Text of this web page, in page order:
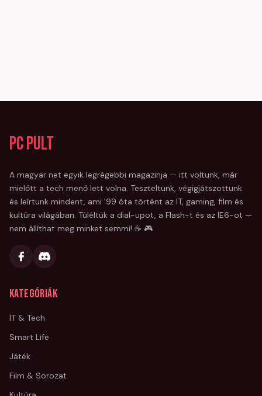
PC Pult
A magyar net egyik legrégebbi magazinja — itt voltunk, már
mielőtt a tech menő lett volna. Teszteltünk, végigjátszottunk
és leírtunk mindent, ami '99 óta történt az IT, gaming, film és
kultúra világában. Túléltük a dial-upot, a Flash-t és az IE6-ot —
nem állíthat meg minket semmi! ☕ 🎮
Kategóriák
IT & Tech
Smart Life
Játék
Film & Sorozat